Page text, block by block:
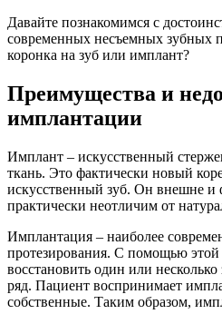
Давайте познакомимся с
современных несъемных зубных
коронка на зуб или имплант?
Преимущества и
имплантации
Имплант – искусственный
ткань. Это фактически новый
искусственный зуб. Он внешне и
практически неотличим от
Имплантация – наиболее
протезирования. С помощью
восстановить один или
ряд. Пациент воспринимает
собственные. Таким образом,